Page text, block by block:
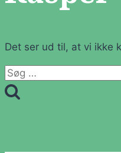
Det ser ud til, at vi ikke
Søg
efter: